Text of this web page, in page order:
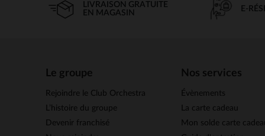
LIVRAISON GRATUITE
EN MAGASIN
E-
Le groupe
Rejoindre le Club Orchestra
L’histoire du groupe
Devenir franchisé
Nos services
Évènements
La carte cadeau
Mon solde carte